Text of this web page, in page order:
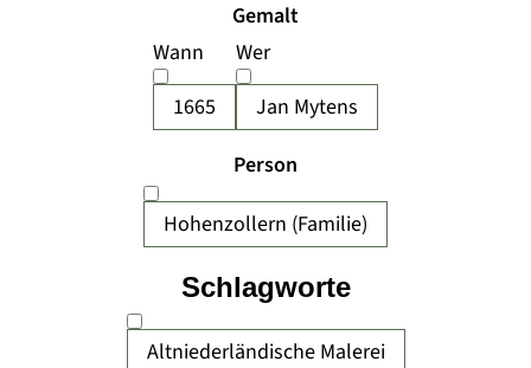
Gemalt
Wann
1665
Wer
Jan Mytens
Person
Hohenzollern (Familie)
Altniederländische Malerei
Schlagworte